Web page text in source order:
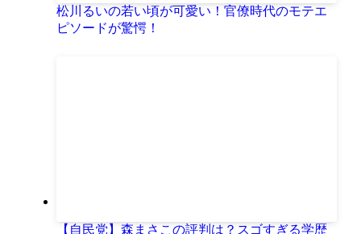
松川るいの若い頃が可愛い！官僚時代のモテエ
ピソードが驚愕！
【自民党】森まさこの評判は？スゴすぎる学歴